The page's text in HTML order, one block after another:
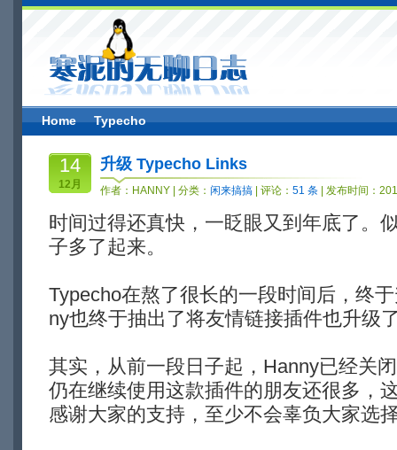
Home Typecho
14
12月
升级 Typecho Links
作者： HANNY | 分类： 闲来搞搞 | 评论： 51 条 | 发布时间：
时间过得还真快，一眨眼又到年底了。
子多了起来。
Typecho在熬了很长的一段时间后，终
ny也终于抽出了将友情链接插件也升级
其实，从前一段日子起，Hanny已经关
仍在继续使用这款插件的朋友还很多，
感谢大家的支持，至少不会辜负大家选